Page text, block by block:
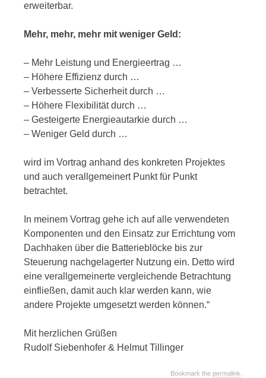
erweiterbar.
Mehr, mehr, mehr mit weniger Geld:
– Mehr Leistung und Energieertrag …
– Höhere Effizienz durch …
– Verbesserte Sicherheit durch …
– Höhere Flexibilität durch …
– Gesteigerte Energieautarkie durch …
– Weniger Geld durch …
wird im Vortrag anhand des konkreten Projektes
und auch verallgemeinert Punkt für Punkt
betrachtet.
In meinem Vortrag gehe ich auf alle verwendeten
Komponenten und den Einsatz zur Errichtung vom
Dachhaken über die Batterieblöcke bis zur
Steuerung nachgelagerter Nutzung ein. Detto wird
eine verallgemeinerte vergleichende Betrachtung
einfließen, damit auch klar werden kann, wie
andere Projekte umgesetzt werden können.“
Mit herzlichen Grüßen
Rudolf Siebenhofer & Helmut Tillinger
Bookmark the permalink